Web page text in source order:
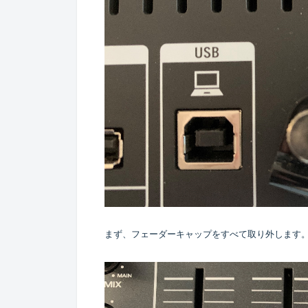
まず、フェーダーキャップをすべて取り外します